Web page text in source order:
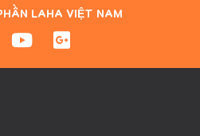
LAHA VIỆT NAM